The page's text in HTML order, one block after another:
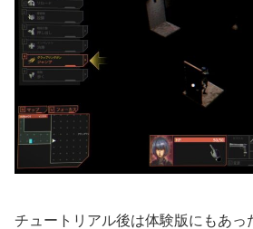
チュートリアル後は体験版にもあっ